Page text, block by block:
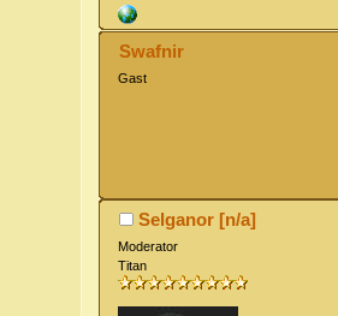
Swafnir
Gast
Selganor [n/a]
Moderator
Titan